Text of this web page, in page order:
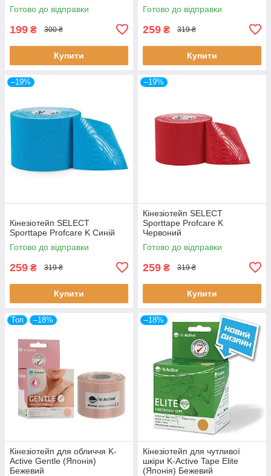
Готово до відправки
199 ₴ 300 ₴
Купити
Готово до відправки
259 ₴ 319 ₴
Купити
–19%
Кінезіотейп SELECT
Sporttape Profcare K Синій
Готово до відправки
259 ₴ 319 ₴
Купити
–19%
Кінезіотейп SELECT
Sporttape Profcare K
Червоний
Готово до відправки
259 ₴ 319 ₴
Купити
Топ –18%
Кінезіотейп для обличчя K-
Active Gentle (Японія)
Бежевий
–18%
Кінезіотейп для чутливої
шкіри K-Active Tape Elite
(Японія) Бежевий